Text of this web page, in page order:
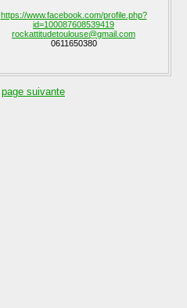
https://www.facebook.com/profile.php?
id=100087608539419
rockattitudetoulouse@gmail.com
0611650380
page suivante